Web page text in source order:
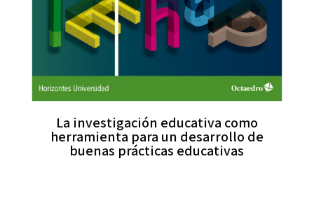
La investigación educativa como
herramienta para un desarrollo de
buenas prácticas educativas